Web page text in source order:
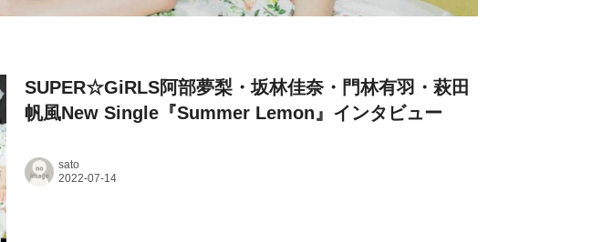
SUPER☆GiRLS阿部夢梨・坂林佳奈・門林有羽・萩田
帆風New Single『Summer Lemon』インタビュー
sato